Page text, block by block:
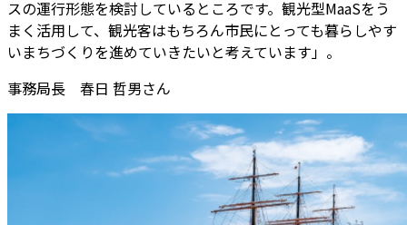
スの運行形態を検討しているところです。観光型MaaSをう
まく活用して、観光客はもちろん市民にとっても暮らしやす
いまちづくりを進めていきたいと考えています」。
事務局長 春日 哲男さん